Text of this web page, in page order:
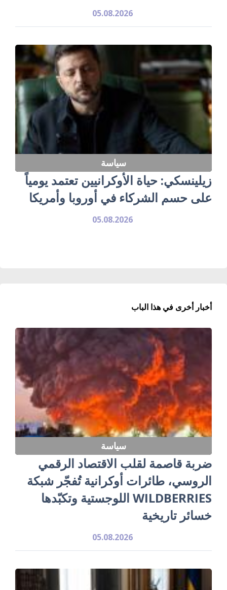
05.08.2026
سياسة
زيلينسكي: حياة الأوكرانيين تعتمد يومياً
على حسم الشركاء في أوروبا وأمريكا
05.08.2026
أخبار أخرى في هذا الباب
سياسة
ضربة قاصمة لقلب الاقتصاد الرقمي
الروسي، طائرات أوكرانية تُفجّر شبكة
WILDBERRIES اللوجستية وتكبّدها
خسائر تاريخية
05.08.2026